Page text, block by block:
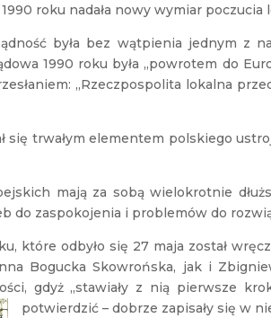
roku nadała nowy wymiar
była bez wątpienia jednym z
1990 roku była „powrotem do
„Rzeczpospolita lokalna
się trwałym elementem polskiego
mają za sobą wielokrotnie
do zaspokojenia i problemów do
które odbyło się 27 maja został
Bogucka Skowrońska, jak i
gdyż „stawiały z nią pierwsze
potwierdzić – dobrze zapisały się w